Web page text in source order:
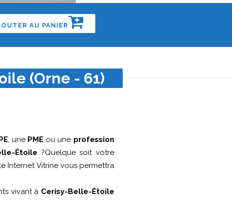
AU PANIER
(Orne - 61)
, une PME ou une profession
Étoile ?Quelque soit votre
Internet Vitrine vous permettra
vivant à Cerisy-Belle-Étoile